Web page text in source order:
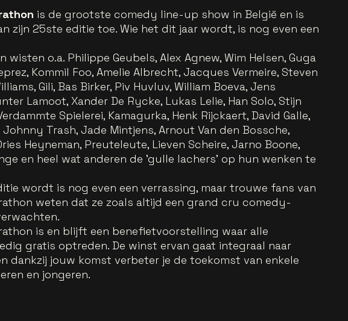
is de grootste comedy line-up show in België en is
zijn 25ste editie toe. Wie het dit jaar wordt, is nog even een
wisten o.a. Philippe Geubels, Alex Agnew, Wim Helsen, Guga
Kommil Foo, Amelie Albrecht, Jacques Vermeire, Steven
Gili, Bas Birker, Piv Huvluv, William Boeva, Jens
Lamoot, Xander De Rycke, Lukas Lelie, Han Solo, Stijn
Spielerei, Kamagurka, Henk Rijckaert, David Galle,
Trash, Jade Mintjens, Arnout Van den Bossche,
Heyneman, Preuteleute, Lieven Scheire, Jarno Boone,
en heel wat anderen de 'gulle lachers' op hun wenken te
wordt is nog even een verrassing, maar trouwe fans van
weten dat ze zoals altijd een grand cru comedy-
is en blijft een benefietvoorstelling waar alle
gratis optreden. De winst ervan gaat integraal naar
dankzij jouw komst verbeter je de toekomst van enkele
en jongeren.